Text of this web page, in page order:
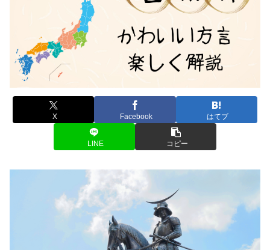
X Facebook はてブ
LINE コピー